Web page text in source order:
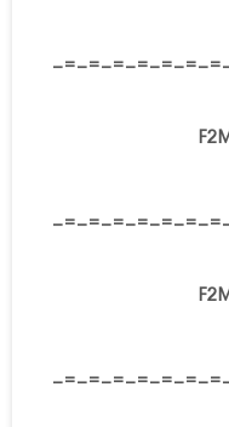
-=-=-=-=-=-=-
-=-=-=-=-=-=-
-=-=-=-=-=-=-